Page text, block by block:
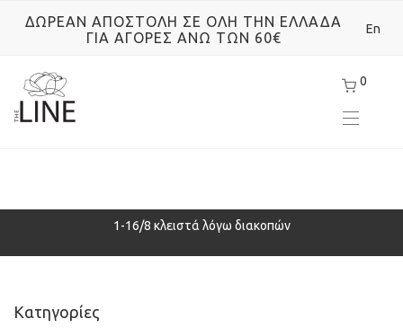
0
ΔΩΡΕΑΝ ΑΠΟΣΤΟΛΗ ΣΕ ΟΛΗ ΤΗΝ ΕΛΛΑΔΑ
ΓΙΑ ΑΓΟΡΕΣ ΑΝΩ ΤΩΝ 60€
En
1-16/8 κλειστά λόγω διακοπών
Κατηγορίες